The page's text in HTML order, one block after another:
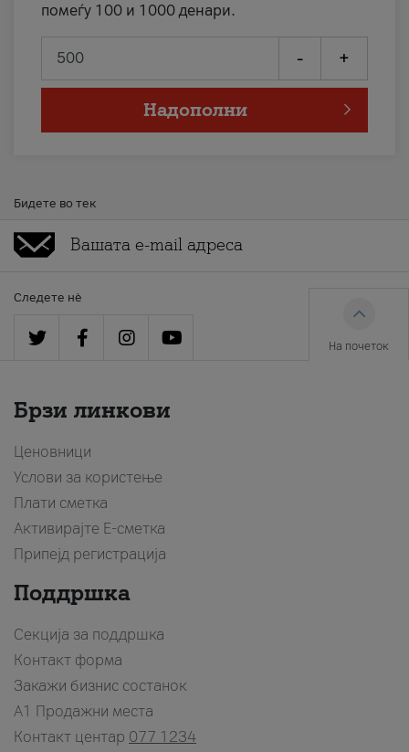
помеѓу 100 и 1000 денари.
- +
Надополни
Бидете во тек
Следете нè
На почеток
Брзи линкови
Ценовници
Услови за користење
Плати сметка
Активирајте Е-сметка
Припејд регистрација
Поддршка
Секција за поддршка
Контакт форма
Закажи бизнис состанок
A1 Продажни места
Контакт центар 077 1234